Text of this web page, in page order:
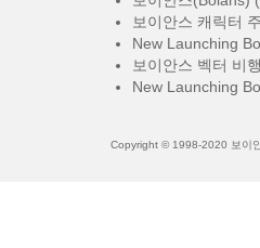
보이안스 캐릭터
New Launching
보이안스 벡터 비
New Launching
Copyright © 1998-2020 보이